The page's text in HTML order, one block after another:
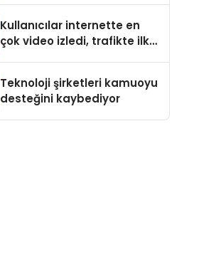
Kullanıcılar internette en
çok video izledi, trafikte ilk
Teknoloji şirketleri kamuoyu
desteğini kaybediyor